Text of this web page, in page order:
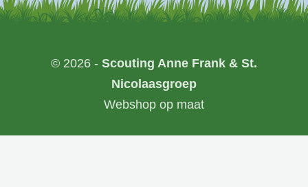
© 2026 - Scouting Anne Frank & St.
Nicolaasgroep
Webshop op maat